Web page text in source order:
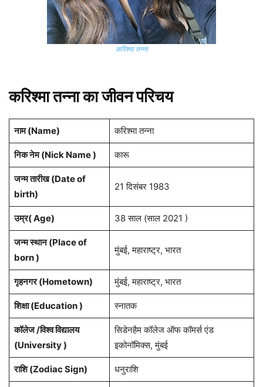
करिश्मा तन्ना
करिश्मा तन्ना का जीवन परिचय
नाम (Name) करिश्मा तन्ना
निक नेम (Nick Name ) कारू
जन्म तारीख (Date of
birth)
21 दिसंबर 1983
उम्र( Age) 38 साल (साल 2021 )
जन्म स्थान (Place of
born )
मुंबई, महाराष्ट्र, भारत
गृहनगर (Hometown) मुंबई, महाराष्ट्र, भारत
शिक्षा (Education ) स्नातक
कॉलेज /विश्व विद्यालय
(University )
सिडेनहैम कॉलेज ऑफ कॉमर्स एंड
इकोनॉमिक्स, मुंबई
राशि (Zodiac Sign) धनुराशि